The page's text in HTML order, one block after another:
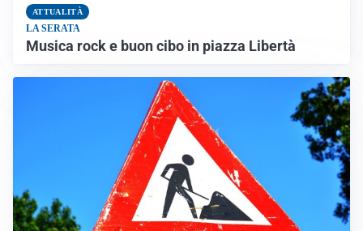
ATTUALITÀ
LA SERATA
Musica rock e buon cibo in piazza Libertà